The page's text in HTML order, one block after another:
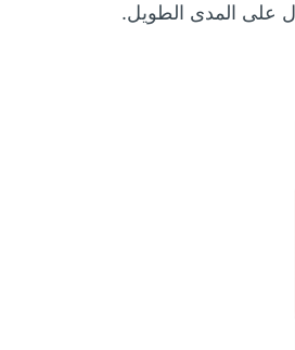
على المدى الطويل.